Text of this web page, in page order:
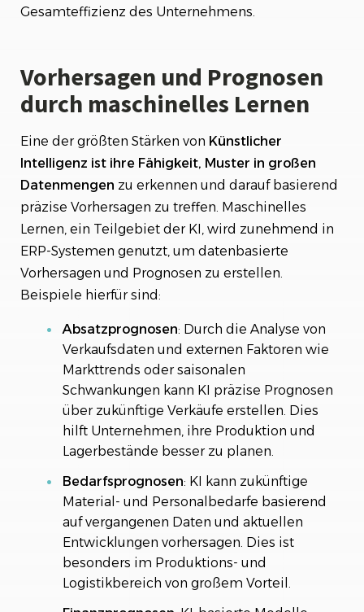
Gesamteffizienz des Unternehmens.
Vorhersagen und Prognosen
durch maschinelles Lernen
Eine der größten Stärken von Künstlicher
Intelligenz ist ihre Fähigkeit, Muster in großen
Datenmengen zu erkennen und darauf basierend
präzise Vorhersagen zu treffen. Maschinelles
Lernen, ein Teilgebiet der KI, wird zunehmend in
ERP-Systemen genutzt, um datenbasierte
Vorhersagen und Prognosen zu erstellen.
Beispiele hierfür sind:
Absatzprognosen: Durch die Analyse von
Verkaufsdaten und externen Faktoren wie
Markttrends oder saisonalen
Schwankungen kann KI präzise Prognosen
über zukünftige Verkäufe erstellen. Dies
hilft Unternehmen, ihre Produktion und
Lagerbestände besser zu planen.
Bedarfsprognosen: KI kann zukünftige
Material- und Personalbedarfe basierend
auf vergangenen Daten und aktuellen
Entwicklungen vorhersagen. Dies ist
besonders im Produktions- und
Logistikbereich von großem Vorteil.